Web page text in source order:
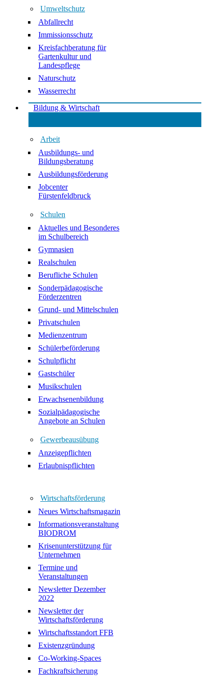
Umweltschutz
Abfallrecht
Immissionsschutz
Kreisfachberatung für
Gartenkultur und
Landespflege
Naturschutz
Wasserrecht
Bildung & Wirtschaft
Arbeit
Ausbildungs- und
Bildungsberatung
Ausbildungsförderung
Jobcenter
Fürstenfeldbruck
Schulen
Aktuelles und Besonderes
im Schulbereich
Gymnasien
Realschulen
Berufliche Schulen
Sonderpädagogische
Förderzentren
Grund- und Mittelschulen
Privatschulen
Medienzentrum
Schülerbeförderung
Schulpflicht
Gastschüler
Musikschulen
Erwachsenenbildung
Sozialpädagogische
Angebote an Schulen
Gewerbeausübung
Anzeigepflichten
Erlaubnispflichten
Wirtschaftsförderung
Neues Wirtschaftsmagazin
Informationsveranstaltung
BIODROM
Krisenunterstützung für
Unternehmen
Termine und
Veranstaltungen
Newsletter Dezember
2022
Newsletter der
Wirtschaftsförderung
Wirtschaftsstandort FFB
Existenzgründung
Co-Working-Spaces
Fachkraftsicherung